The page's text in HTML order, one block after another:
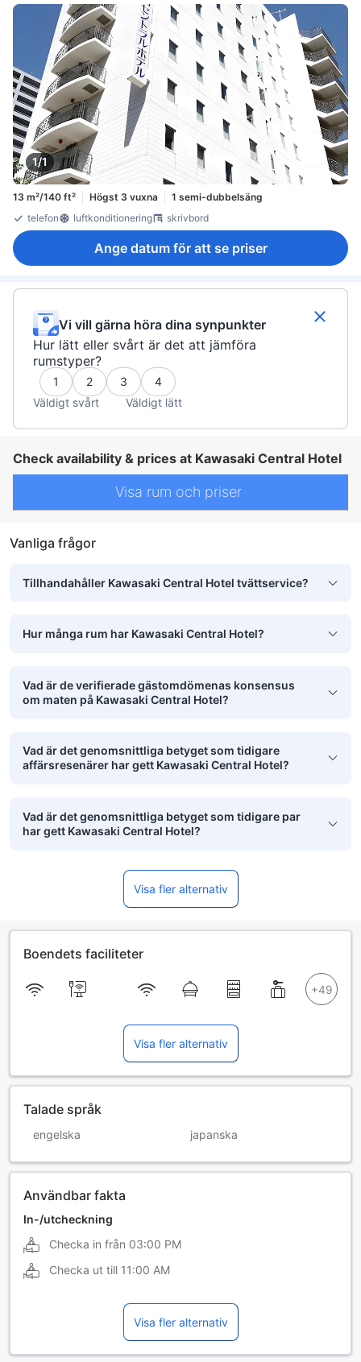
1/1
13 m²/140 ft² Högst 3 vuxna
1 semi-dubbelsäng
telefon
luftkonditionering skrivbord
Ange datum för att se priser
Vi vill gärna höra dina synpunkter
Hur lätt eller svårt är det att jämföra
rumstyper?
1 2 3
4
Väldigt svårt
Väldigt lätt
Check availability & prices at Kawasaki Central Hotel
Visa rum och priser
Vanliga frågor
Tillhandahåller Kawasaki Central Hotel tvättservice?
Hur många rum har Kawasaki Central Hotel?
Vad är de verifierade gästomdömenas konsensus
om maten på Kawasaki Central Hotel?
Vad är det genomsnittliga betyget som tidigare
affärsresenärer har gett Kawasaki Central Hotel?
Vad är det genomsnittliga betyget som tidigare par
har gett Kawasaki Central Hotel?
Visa fler alternativ
Boendets faciliteter
Visa fler alternativ
Talade språk
engelska japanska
Användbar fakta
In-/utcheckning
Checka in från 03:00 PM
Checka ut till 11:00 AM
Visa fler alternativ